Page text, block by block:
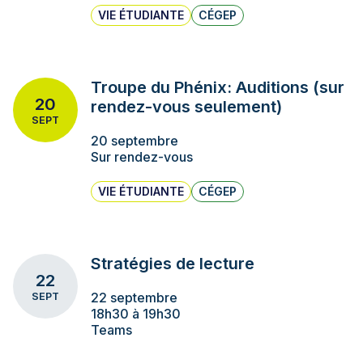
VIE ÉTUDIANTE CÉGEP
20
SEPT
Troupe du Phénix: Auditions (sur
rendez-vous seulement)
20 septembre
Sur rendez-vous
VIE ÉTUDIANTE CÉGEP
22
SEPT
Stratégies de lecture
22 septembre
18h30 à 19h30
Teams